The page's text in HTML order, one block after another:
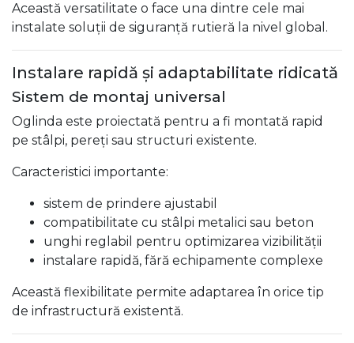
Această versatilitate o face una dintre cele mai
instalate soluții de siguranță rutieră la nivel global.
Instalare rapidă și adaptabilitate ridicată
Sistem de montaj universal
Oglinda este proiectată pentru a fi montată rapid
pe stâlpi, pereți sau structuri existente.
Caracteristici importante:
sistem de prindere ajustabil
compatibilitate cu stâlpi metalici sau beton
unghi reglabil pentru optimizarea vizibilității
instalare rapidă, fără echipamente complexe
Această flexibilitate permite adaptarea în orice tip
de infrastructură existentă.